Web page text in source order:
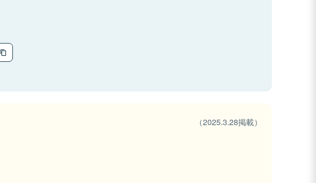
（2025.3.28掲載）